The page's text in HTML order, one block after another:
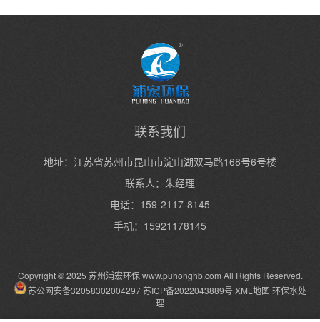
联系我们
地址：江苏省苏州市昆山市淀山湖双马路168号6号楼
联系人：朱经理
电话：159-2117-8145
手机：15921178145
Copyright © 2025 苏州浦宏环保www.puhonghb.com All Rights Reserved.
苏公网安备32058302004297 苏ICP备2022043889号 XML地图 环保水处
理